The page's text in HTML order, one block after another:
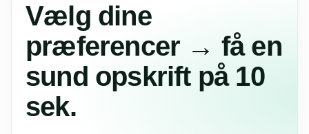
Vælg dine
præferencer → få en
sund opskrift på 10
sek.